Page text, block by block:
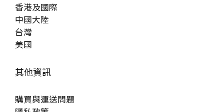
香港及國際
中國大陸
台灣
美國
其他資訊
購買與運送問題